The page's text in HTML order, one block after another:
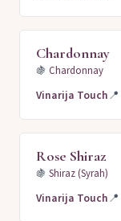
Chardonnay
🍇 Chardonnay
Vinarija Touch📍
Rose Shiraz
🍇 Shiraz (Syrah)
Vinarija Touch📍